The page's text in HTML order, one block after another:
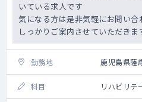
いている求人です
気になる方は是非気軽にお問い合
しっかりご案内させていただきま
勤務地 鹿児島県薩
科目 リハビリテ